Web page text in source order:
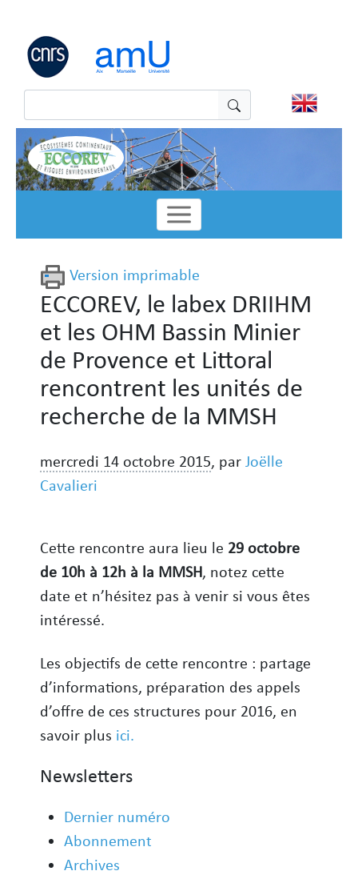
Version imprimable
ECCOREV, le labex DRIIHM
et les OHM Bassin Minier
de Provence et Littoral
rencontrent les unités de
recherche de la MMSH
mercredi 14 octobre 2015, par Joëlle
Cavalieri
Cette rencontre aura lieu le 29 octobre
de 10h à 12h à la MMSH, notez cette
date et n’hésitez pas à venir si vous êtes
intéressé.
Les objectifs de cette rencontre : partage
d’informations, préparation des appels
d’offre de ces structures pour 2016, en
savoir plus ici.
Newsletters
Dernier numéro
Abonnement
Archives
Panneau de gestion des cookies